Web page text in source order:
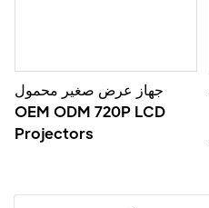
جهاز عرض صغير محمول
OEM ODM 720P LCD
Projectors